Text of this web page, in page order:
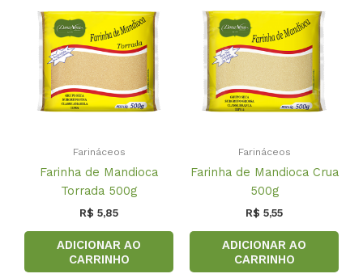
Farináceos
Farinha de Mandioca
Torrada 500g
R$ 5,85
ADICIONAR AO
CARRINHO
Farináceos
Farinha de Mandioca Crua
500g
R$ 5,55
ADICIONAR AO
CARRINHO